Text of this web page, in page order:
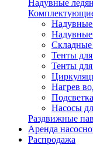
Надувные
Надувные
Надувные
Складные
Тенты
Тенты
Нагрев
Насосы
Раздвижные
Аренда
Распродажа